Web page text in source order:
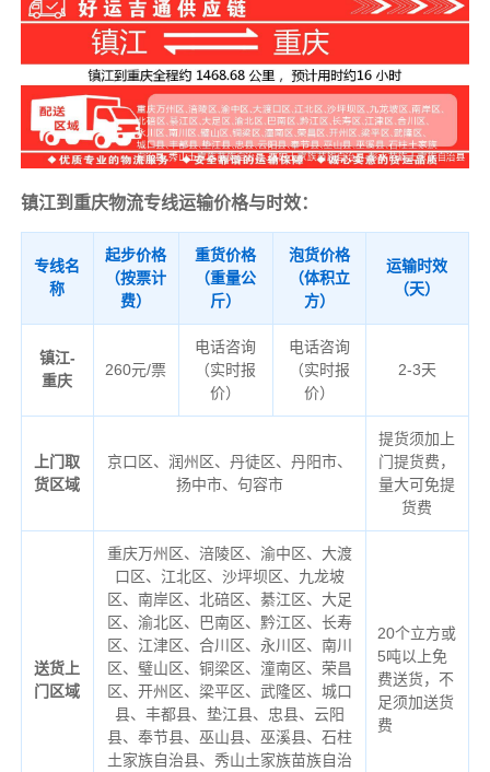
镇江到重庆物流专线运输价格与时效：
专线名
称
起步价格
（按票计
费）
重货价格
（重量公
斤）
泡货价格
（体积立
方）
运输时效
（天）
镇江-
重庆
260元/票
电话咨询
（实时报
价）
电话咨询
（实时报
价）
2-3天
上门取
货区域
京口区、润州区、丹徒区、丹阳市、
扬中市、句容市
提货须加上
门提货费，
量大可免提
货费
送货上
门区域
重庆万州区、涪陵区、渝中区、大渡
口区、江北区、沙坪坝区、九龙坡
区、南岸区、北碚区、綦江区、大足
区、渝北区、巴南区、黔江区、长寿
区、江津区、合川区、永川区、南川
区、璧山区、铜梁区、潼南区、荣昌
区、开州区、梁平区、武隆区、城口
县、丰都县、垫江县、忠县、云阳
县、奉节县、巫山县、巫溪县、石柱
土家族自治县、秀山土家族苗族自治
20个立方或
5吨以上免
费送货，不
足须加送货
费